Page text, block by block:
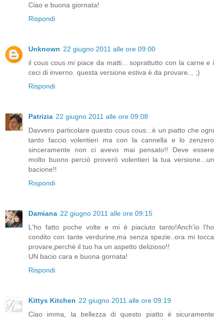
Ciao e buona giornata!
Rispondi
Unknown 22 giugno 2011 alle ore 09:00
il cous cous mi piace da matti... soprattutto con la carne e i
ceci di inverno. questa versione estiva è da provare... ;)
Rispondi
Patrizia 22 giugno 2011 alle ore 09:08
Davvero particolare questo cous cous...è un piatto che ogni
tanto faccio volentieri ma con la cannella e lo zenzero
sinceramente non ci avevo mai pensato!! Deve essere
molto buono perciò proverò volentieri la tua versione...un
bacione!!
Rispondi
Damiana 22 giugno 2011 alle ore 09:15
L'ho fatto poche volte e mi è piaciuto tanto!Anch'io l'ho
condito con tante verdurine,ma senza spezie..ora mi tocca
provare,perchè il tuo ha un aspetto delizioso!!
UN bacio cara e buona gornata!
Rispondi
Kittys Kitchen 22 giugno 2011 alle ore 09:19
Ciao imma, la bellezza di questo piatto è sicuramente